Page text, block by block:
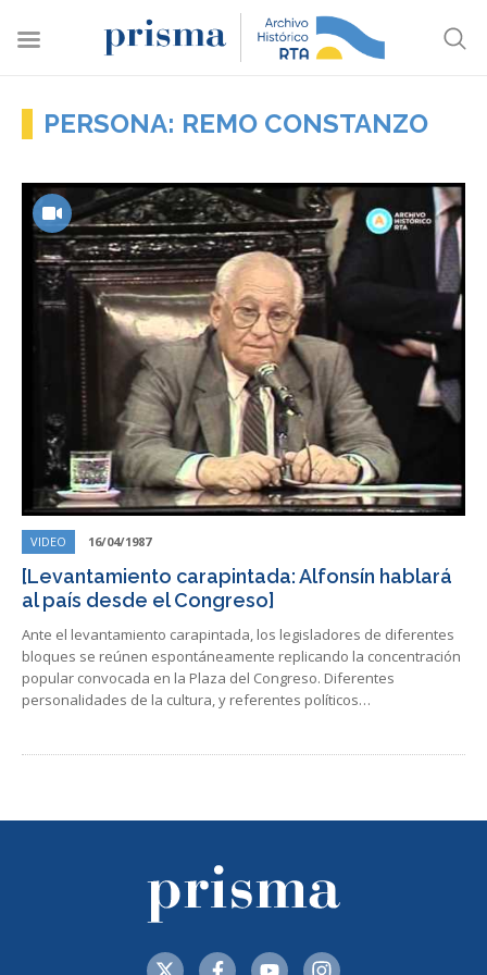
PERSONA: REMO CONSTANZO
VIDEO 16/04/1987
[Levantamiento carapintada: Alfonsín hablará
al país desde el Congreso]
Ante el levantamiento carapintada, los legisladores de diferentes
bloques se reúnen espontáneamente replicando la concentración
popular convocada en la Plaza del Congreso. Diferentes
personalidades de la cultura, y referentes políticos…